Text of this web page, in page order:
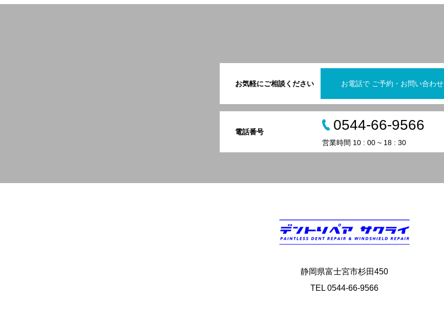
お気軽にご相談ください お電話で ご予約・お問い合わせ
電話番号 0544-66-9566
営業時間 10 : 00 ~ 18 : 30
静岡県富士宮市杉田450
TEL 0544-66-9566